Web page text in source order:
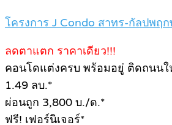
โครงการ J Condo สาทร-กัลปพฤ
ลดตาแตก ราคาเดียว!!!
คอนโดแต่งครบ พร้อมอยู่ ติดถนนใ
1.49 ลบ.*
ผ่อนถูก 3,800 บ./ด.*
ฟรี! เฟอร์นิเจอร์*